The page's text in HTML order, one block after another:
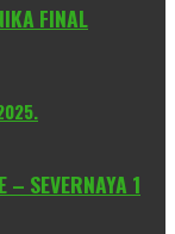
FINAL
– SEVERNAYA 1